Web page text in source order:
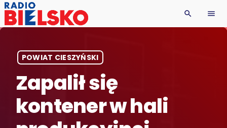
search menu
POWIAT CIESZYŃSKI
Zapalił się
kontener w hali